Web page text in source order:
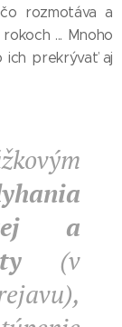
rozmotáva a
... Mnoho
ich prekrývať aj
a
(v